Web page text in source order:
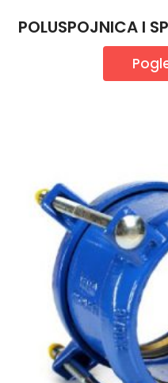
POLUSPOJNICA I